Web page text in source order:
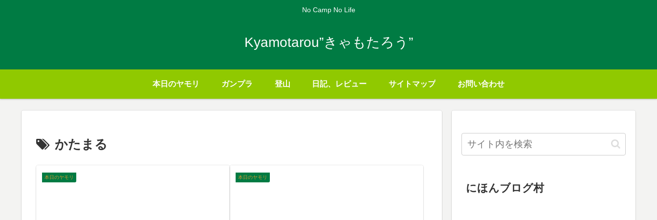
No Camp No Life
Kyamotarou”きゃもたろう”
本日のヤモリ ガンプラ 登山 日記、レビュー サイトマップ お問い合わせ
かたまる
本日のヤモリ 本日のヤモリ
にほんブログ村